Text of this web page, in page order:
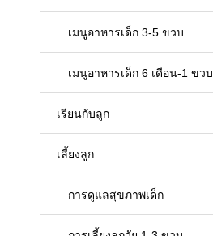
เมนูอาหารเด็ก 3-5 ขวบ
เมนูอาหารเด็ก 6 เดือน-1 ขวบ
เรียนกับลูก
เลี้ยงลูก
การดูแลสุขภาพเด็ก